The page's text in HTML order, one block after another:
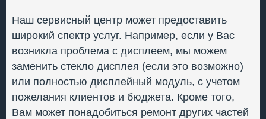
Наш сервисный центр может предоставить
широкий спектр услуг. Например, если у Вас
возникла проблема с дисплеем, мы можем
заменить стекло дисплея (если это возможно)
или полностью дисплейный модуль, с учетом
пожелания клиентов и бюджета. Кроме того,
Вам может понадобиться ремонт других частей